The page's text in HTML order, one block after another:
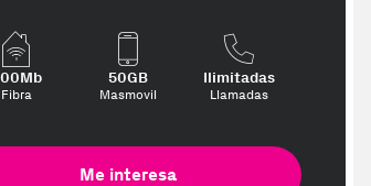
mejores precios. Gracias a nuestros
Fibra
50GB
Masmovil
Ilimitadas
Llamadas
Me interesa